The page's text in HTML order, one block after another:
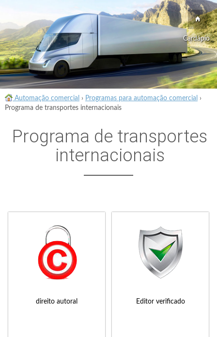
Cardápio
Automação comercial › Programas para automação comercial
›
Programa de transportes internacionais
Programa de transportes
internacionais
direito autoral Editor verificado